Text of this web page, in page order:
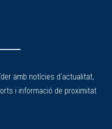
amb notícies d'actualitat,
i informació de proximitat